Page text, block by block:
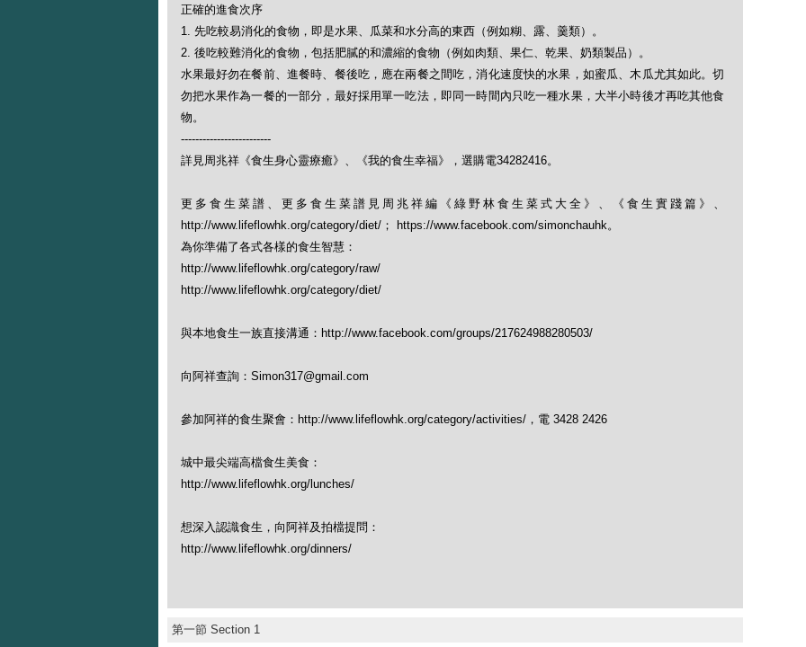
正確的進食次序
1. 先吃較易消化的食物，即是水果、瓜菜和水分高的東西（例如糊、露、羹類）。
2. 後吃較難消化的食物，包括肥膩的和濃縮的食物（例如肉類、果仁、乾果、奶類製品）。
水果最好勿在餐前、進餐時、餐後吃，應在兩餐之間吃，消化速度快的水果，如蜜瓜、木瓜尤其如此。切
勿把水果作為一餐的一部分，最好採用單一吃法，即同一時間內只吃一種水果，大半小時後才再吃其他食
物。
-------------------------
詳見周兆祥《食生身心靈療癒》、《我的食生幸福》，選購電34282416。
更多食生菜譜、更多食生菜譜見周兆祥編《綠野林食生菜式大全》、《食生實踐篇》、
http://www.lifeflowhk.org/category/diet/； https://www.facebook.com/simonchauhk。
為你準備了各式各樣的食生智慧：
http://www.lifeflowhk.org/category/raw/
http://www.lifeflowhk.org/category/diet/
與本地食生一族直接溝通：http://www.facebook.com/groups/217624988280503/
向阿祥查詢：Simon317@gmail.com
參加阿祥的食生聚會：http://www.lifeflowhk.org/category/activities/，電 3428 2426
城中最尖端高檔食生美食：
http://www.lifeflowhk.org/lunches/
想深入認識食生，向阿祥及拍檔提問：
http://www.lifeflowhk.org/dinners/
第一節 Section 1